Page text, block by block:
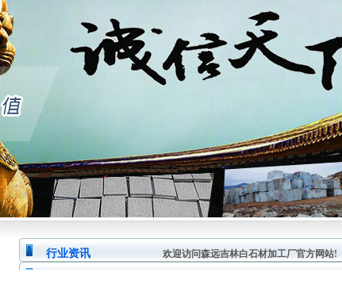
行业资讯 欢迎访问森远吉林白石材加工厂官方网站!